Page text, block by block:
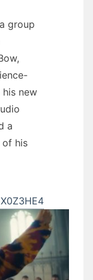
group
new
a
of his